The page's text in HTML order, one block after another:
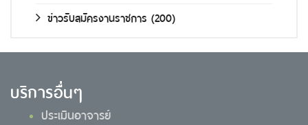
ข่าวรับสมัครงานราชการ (200)
บริการอื่นๆ
ประเมินอาจารย์